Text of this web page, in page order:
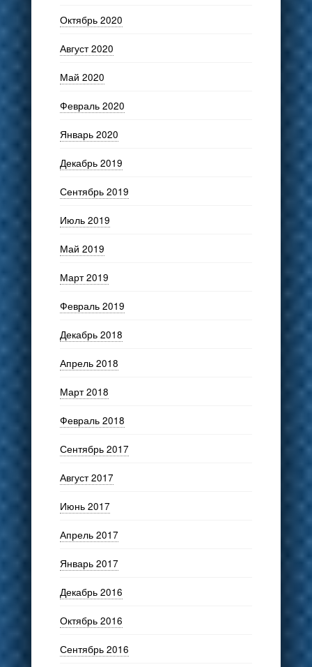
Октябрь 2020
Август 2020
Май 2020
Февраль 2020
Январь 2020
Декабрь 2019
Сентябрь 2019
Июль 2019
Май 2019
Март 2019
Февраль 2019
Декабрь 2018
Апрель 2018
Март 2018
Февраль 2018
Сентябрь 2017
Август 2017
Июнь 2017
Апрель 2017
Январь 2017
Декабрь 2016
Октябрь 2016
Сентябрь 2016